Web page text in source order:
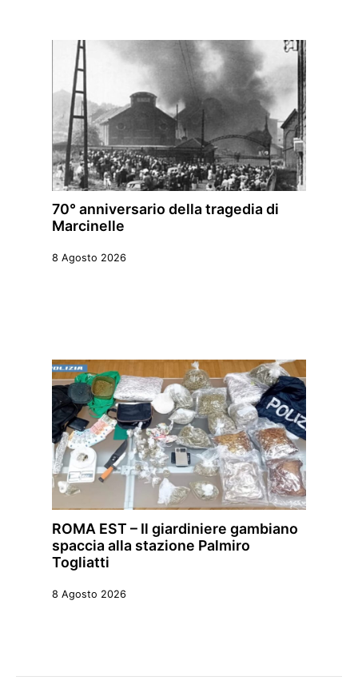
70° anniversario della tragedia di
Marcinelle
8 Agosto 2026
ROMA EST – Il giardiniere gambiano
spaccia alla stazione Palmiro
Togliatti
8 Agosto 2026